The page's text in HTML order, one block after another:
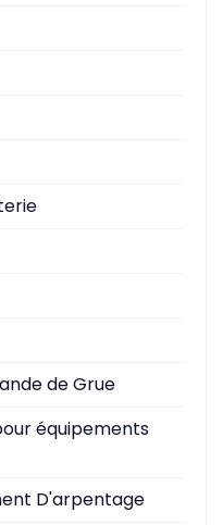
de Grue
équipements
D'arpentage